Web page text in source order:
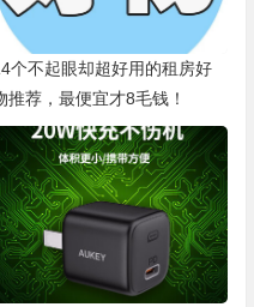
个不起眼却超好用的租房好
推荐，最便宜才8毛钱！